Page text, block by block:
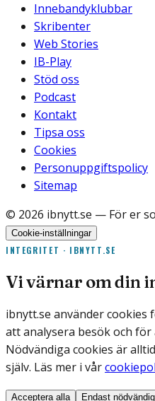
Innebandyklubbar
Skribenter
Web Stories
IB-Play
Stöd oss
Podcast
Kontakt
Tipsa oss
Cookies
Personuppgiftspolicy
Sitemap
© 2026 ibnytt.se — För er
Cookie-inställningar
INTEGRITET · IBNYTT.SE
Vi värnar om din
ibnytt.se använder
att analysera besök och
Nödvändiga cookies är
själv. Läs mer i vår
Acceptera alla Endast